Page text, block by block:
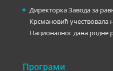
Директорка Завода за
Крсмановић
Националног дана родне
Програми